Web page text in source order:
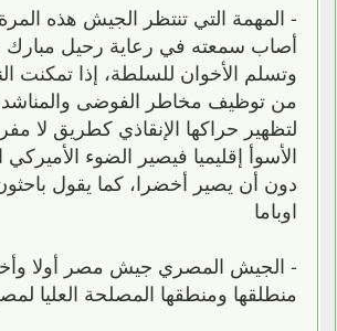
- المهمة التي تنتظر الجيش هذه
أصاب سمعته في رعاية رحيل مبارك
وتسلم الأخوان للسلطة، إذا تمكنت
من توظيف مخاطر الفوضى
لتظهير حراكها الإنقاذي كطريق لا
الأسوأ إقليميا فيصير الضوء الأميركي
دون أن يصير أخضرا، كما يقول
اوباما
- الجيش المصري جيش مصر أولا
منطلقها ومنطقها المصلحة العليا